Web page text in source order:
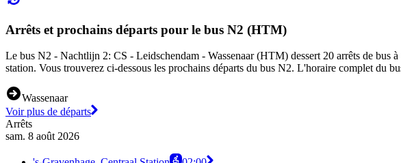
Arrêts et prochains départs pour le bus N2 (HTM)
Le bus N2 - Nachtlijn 2: CS - Leidschendam - Wassenaar (HTM) dessert 20 arrêts de bus
station. Vous trouverez ci-dessous les prochains départs du bus N2. L'horaire complet du
Wassenaar
Voir plus de départs
Arrêts
sam. 8 août 2026